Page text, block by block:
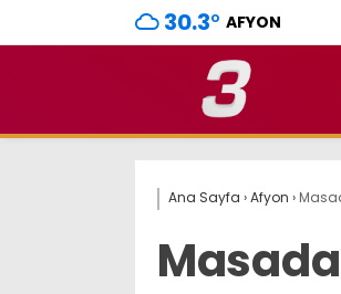
30.3° AFYON
Ana Sayfa ›Afyon ›